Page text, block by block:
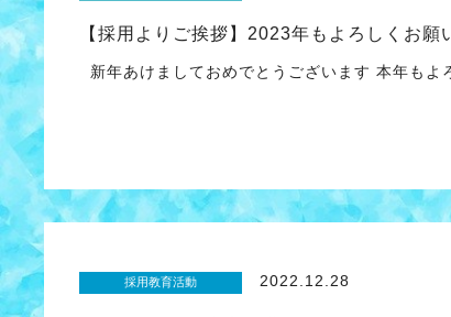
【採用よりご挨拶】2023年もよろしくお願
新年あけましておめでとうございます 本年
採用教育活動 2022.12.28